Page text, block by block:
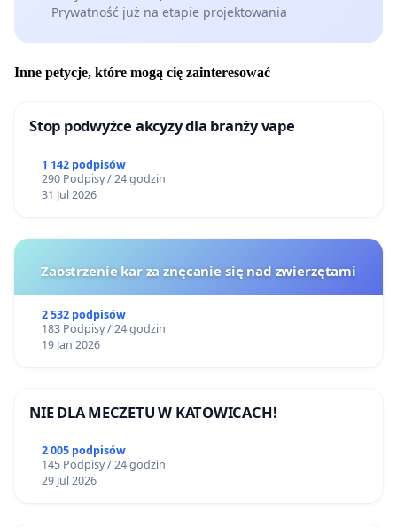
Prywatność już na etapie projektowania
Inne petycje, które mogą cię zainteresować
Stop podwyżce akcyzy dla branży vape
1 142 podpisów
290 Podpisy / 24 godzin
31 Jul 2026
Zaostrzenie kar za znęcanie się nad zwierzętami
2 532 podpisów
183 Podpisy / 24 godzin
19 Jan 2026
NIE DLA MECZETU W KATOWICACH!
2 005 podpisów
145 Podpisy / 24 godzin
29 Jul 2026